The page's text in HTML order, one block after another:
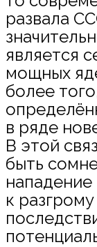
развала
является
мощных
более
в ряде
В этой
быть
к